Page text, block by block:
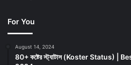
For You
August 14, 2024
80+ কষ্টের স্ট্যাটাস (Koster Status) |